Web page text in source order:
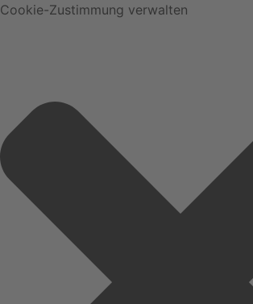
Cookie-Zustimmung verwalten